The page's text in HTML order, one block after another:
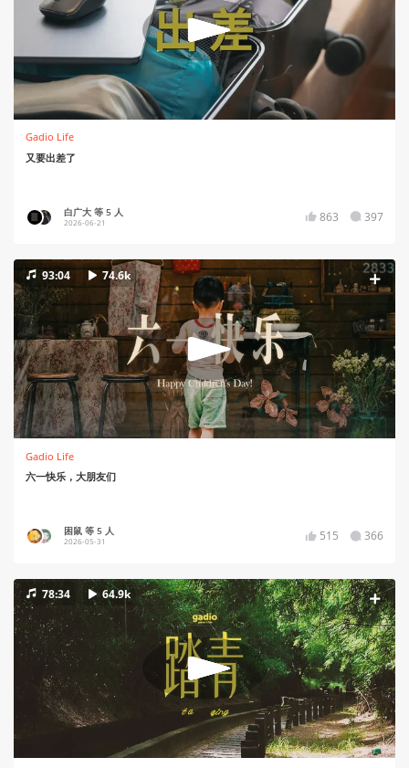
Gadio Life
又要出差了
白广大 等 5 人
2026-06-21 863 397
93:04 74.6k
Gadio Life
六一快乐，大朋友们
困鼠 等 5 人
2026-05-31 515 366
78:34 64.9k